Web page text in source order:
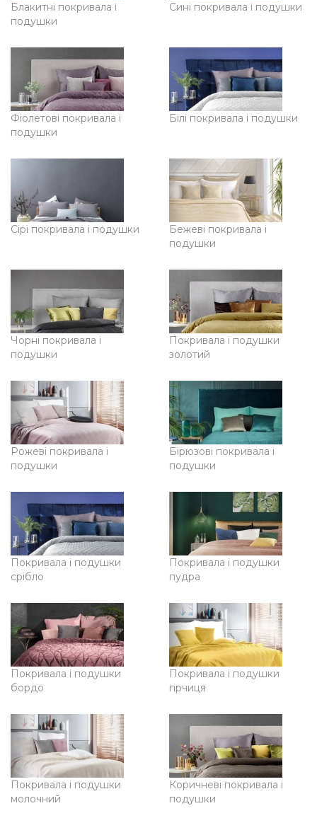
Блакитні покривала і
подушки
Сині покривала і подушки
Фіолетові покривала і
подушки
Білі покривала і подушки
Сірі покривала і подушки
Бежеві покривала і
подушки
Чорні покривала і
подушки
Покривала і подушки
золотий
Рожеві покривала і
подушки
Бірюзові покривала і
подушки
Покривала і подушки
срібло
Покривала і подушки
пудра
Покривала і подушки
бордо
Покривала і подушки
гірчиця
Покривала і подушки
молочний
Коричневі покривала і
подушки